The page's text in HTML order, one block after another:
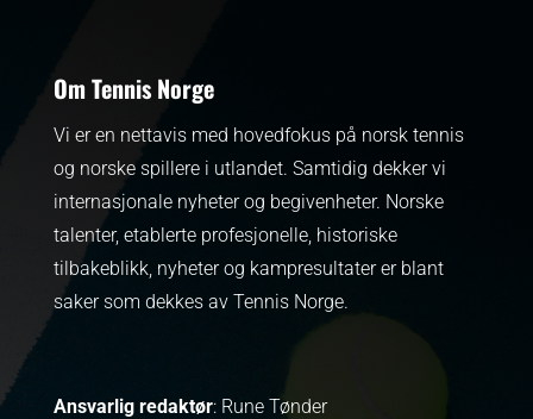
Om Tennis Norge
Vi er en nettavis med hovedfokus på norsk tennis
og norske spillere i utlandet. Samtidig dekker vi
internasjonale nyheter og begivenheter. Norske
talenter, etablerte profesjonelle, historiske
tilbakeblikk, nyheter og kampresultater er blant
saker som dekkes av Tennis Norge.
Ansvarlig redaktør: Rune Tønder